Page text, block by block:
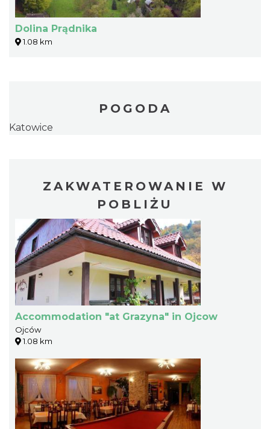
Dolina Prądnika
1.08 km
POGODA
Katowice
ZAKWATEROWANIE W
POBLIŻU
Accommodation "at Grazyna" in Ojcow
Ojców
1.08 km